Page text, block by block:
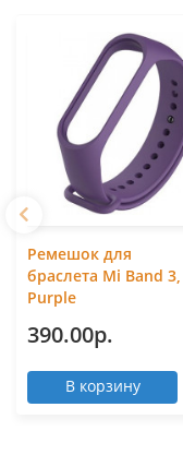
Ремешок для
браслета Mi Band 3,
Purple
390.00р.
В корзину